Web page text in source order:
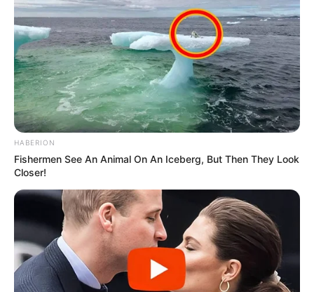
HABERION
Fishermen See An Animal On An Iceberg, But Then They Look
Closer!